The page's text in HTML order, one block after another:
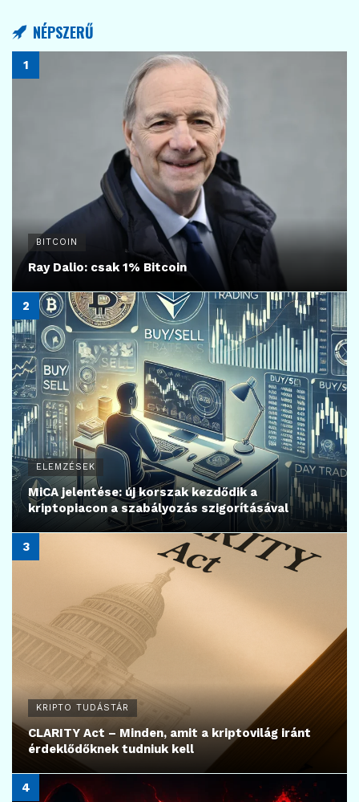
NÉPSZERŰ
BITCOIN
Ray Dalio: csak 1% Bitcoin
ELEMZÉSEK
MiCA jelentése: új korszak kezdődik a
kriptopiacon a szabályozás szigorításával
KRIPTO TUDÁSTÁR
CLARITY Act – Minden, amit a kriptovilág iránt
érdeklődőknek tudniuk kell